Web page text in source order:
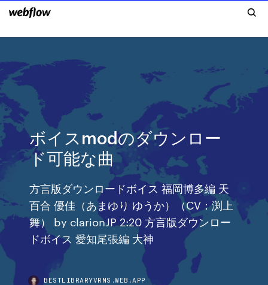
ボイスmodのダウンロー
ド可能な曲
方言版ダウンロードボイス 福岡博多編 天
百合 優佳（あまゆり ゆうか）（CV：渕上
舞） by clarionJP 2:20 方言版ダウンロー
ドボイス 愛知尾張編 大神
BESTLIBRARYVRNS.WEB.APP